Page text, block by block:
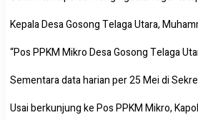
Kepala Desa Gosong Telaga Utara,
“Pos PPKM Mikro Desa Gosong Telaga
Sementara data harian per 25 Mei di
Usai berkunjung ke Pos PPKM Mikro,